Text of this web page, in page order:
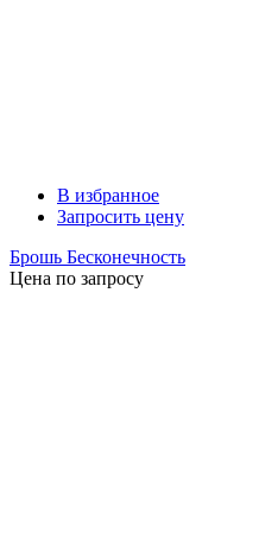
В избранное
Запросить цену
Брошь Бесконечность
Цена по запросу